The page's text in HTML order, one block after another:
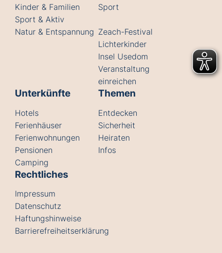
Kinder & Familien
Sport & Aktiv
Natur & Entspannung
Sport
Zeach-Festival
Lichterkinder
Insel Usedom
Veranstaltung
einreichen
Unterkünfte
Hotels
Ferienhäuser
Ferienwohnungen
Pensionen
Camping
Themen
Entdecken
Sicherheit
Heiraten
Infos
Rechtliches
Impressum
Datenschutz
Haftungshinweise
Barrierefreiheitserklärung